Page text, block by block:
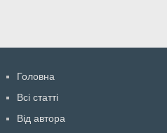
Головна
Всі статті
Від автора